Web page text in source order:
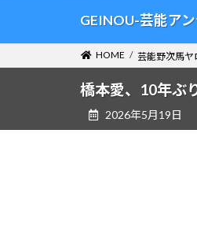
テ
ゲ
GEINOU-芸能ア
HOME 芸能野次馬ヤ
橋本愛、10年ぶ
2026年5月19日